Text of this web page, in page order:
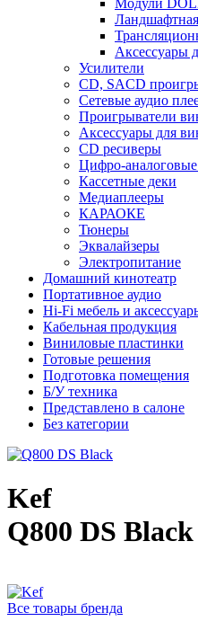
Модули
Аксессуары
Усилители
CD, SACD
Сетевые аудио
Проигрыватели
Аксессуары для
CD ресиверы
Цифро-
Кассетные деки
Медиаплееры
КАРАОКЕ
Тюнеры
Эквалайзеры
Электропитание
Домашний кинотеатр
Портативное аудио
Hi-Fi мебель и
Кабельная продукция
Виниловые пластинки
Готовые решения
Подготовка помещения
Б/У техника
Представлено в салоне
Без категории
Kef
Q800 DS Black
Все товары бренда